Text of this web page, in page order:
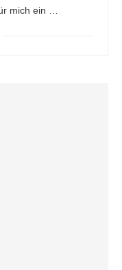
mich ein …